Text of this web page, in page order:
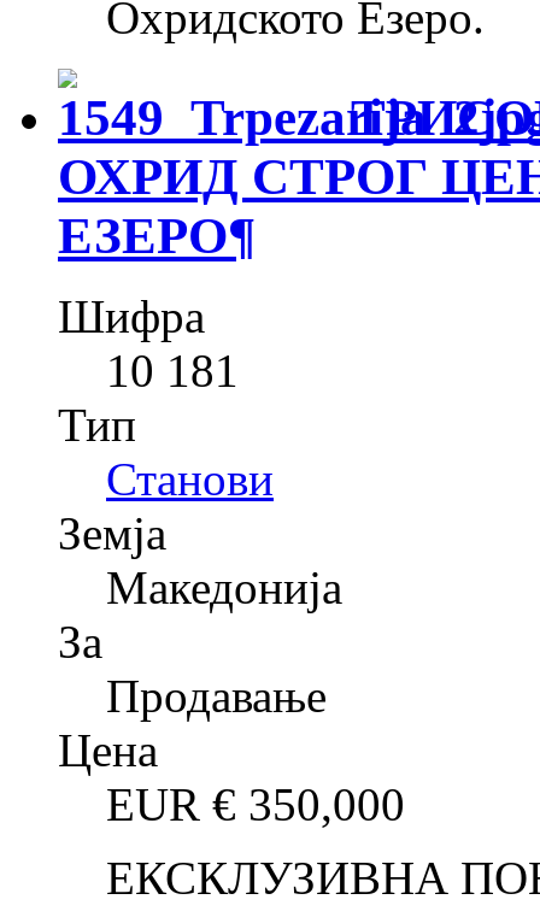
Охридското Езеро.
ОХРИД СТРОГ
ЕЗЕРО¶
Шифра
10 181
Тип
Станови
Земја
Македонија
За
Продавање
Цена
EUR € 350,000
ЕКСКЛУЗИВНА